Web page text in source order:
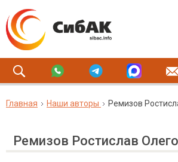
Главная Наши авторы Ремизов
Ремизов Ростислав